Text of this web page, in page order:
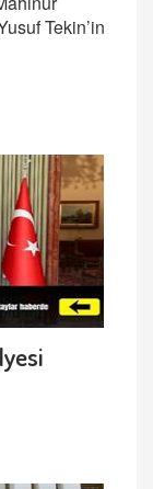
Tekin’in